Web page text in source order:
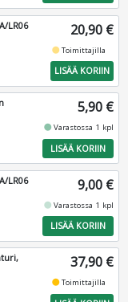
LR06
20,90 €
fiber_manual_recordToimittajilla
LISÄÄ KORIIN
5,90 €
fiber_manual_recordVarastossa 1 kpl
LISÄÄ KORIIN
LR06
9,00 €
fiber_manual_record Varastossa 1 kpl
LISÄÄ KORIIN
37,90 €
fiber_manual_recordToimittajilla